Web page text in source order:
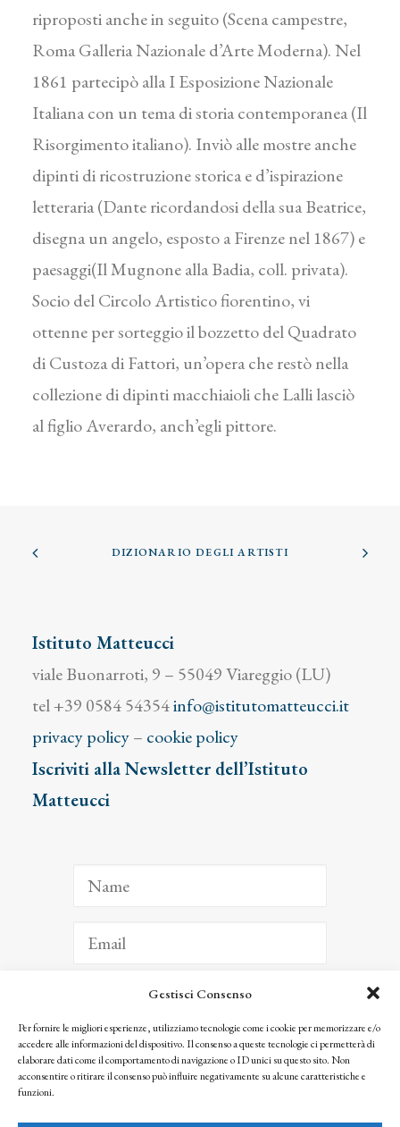
Gestisci Consenso
Per fornire le migliori esperienze, utilizziamo tecnologie come i cookie per memorizzare e/o
accedere alle informazioni del dispositivo. Il consenso a queste tecnologie ci permetterà di
elaborare dati come il comportamento di navigazione o ID unici su questo sito. Non
acconsentire o ritirare il consenso può influire negativamente su alcune caratteristiche e
funzioni.
riproposti anche in seguito (Scena campestre,
Roma Galleria Nazionale d’Arte Moderna). Nel
1861 partecipò alla I Esposizione Nazionale
Italiana con un tema di storia contemporanea (Il
Risorgimento italiano). Inviò alle mostre anche
dipinti di ricostruzione storica e d’ispirazione
letteraria (Dante ricordandosi della sua Beatrice,
disegna un angelo, esposto a Firenze nel 1867) e
paesaggi(Il Mugnone alla Badia, coll. privata).
Socio del Circolo Artistico fiorentino, vi
ottenne per sorteggio il bozzetto del Quadrato
di Custoza di Fattori, un’opera che restò nella
collezione di dipinti macchiaioli che Lalli lasciò
al figlio Averardo, anch’egli pittore.
DIZIONARIO DEGLI ARTISTI
Istituto Matteucci
viale Buonarroti, 9 – 55049 Viareggio (LU)
tel +39 0584 54354info@istitutomatteucci.it
privacy policy– cookie policy
Iscriviti alla Newsletter dell’Istituto
Matteucci
ISCRIVITI
Facendo clic per iscriverti, riconosci che le tue informazioni saranno trattate
seguendo la nostra Privacy Policy
© 2025 Istituto Matteucci. All right reserved
l’autorizzazione scritta dei proprietari dei diritti e dell’Istituto Matteucci